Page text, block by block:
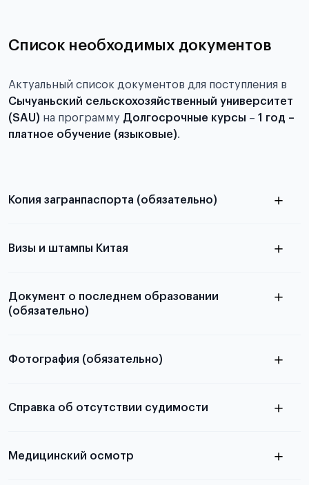
Список необходимых документов
Актуальный список документов для поступления в
Сычуаньский сельскохозяйственный университет
(SAU) на программу Долгосрочные курсы – 1 год –
платное обучение (языковые).
Копия загранпаспорта (обязательно)
паспорта
Визы и штампы Китая
Документ о последнем образовании
(обязательно)
абитуриентов, изложена в статье.
Фотография (обязательно)
принимаются
Справка об отсутствии судимости
Медицинский осмотр